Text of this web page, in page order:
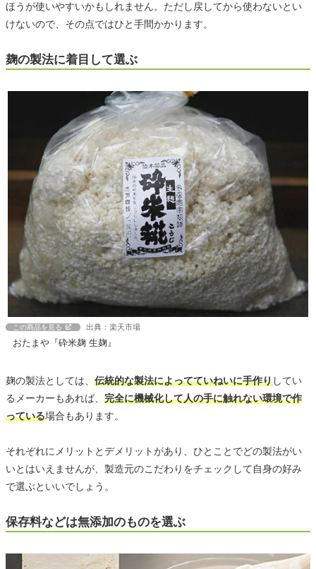
ほうが使いやすいかもしれません。ただし戻してから使わないとい
けないので、その点ではひと手間かかります。
麹の製法に着目して選ぶ
この商品を見る 出典：楽天市場
おたまや『砕米麹 生麹』
麹の製法としては、 伝統的な製法によってていねいに手作りしてい
るメーカーもあれば、 完全に機械化して人の手に触れない環境で作
っている場合もあります。
それぞれにメリットとデメリットがあり、ひとことでどの製法がい
いとはいえませんが、製造元のこだわりをチェックして自身の好み
で選ぶといいでしょう。
保存料などは無添加のものを選ぶ